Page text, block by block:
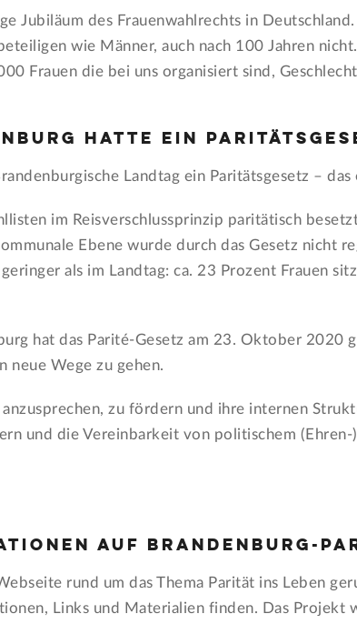
Jubiläum des Frauenwahlrechts in
wie Männer, auch nach 100 Jahren
Frauen die bei uns organisiert sind,
hatte ein
Landtag ein Paritätsgesetz – das
im Reisverschlussprinzip paritätisch
Ebene wurde durch das Gesetz nicht
als im Landtag: ca. 23 Prozent Frauen
hat das Parité-Gesetz am 23. Oktober 2020
neue Wege zu gehen.
zu fördern und ihre internen
und die Vereinbarkeit von politischem
auf Brandenburg-
rund um das Thema Parität ins Leben
Links und Materialien finden. Das Projekt